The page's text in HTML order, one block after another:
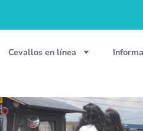
Cevallos en línea